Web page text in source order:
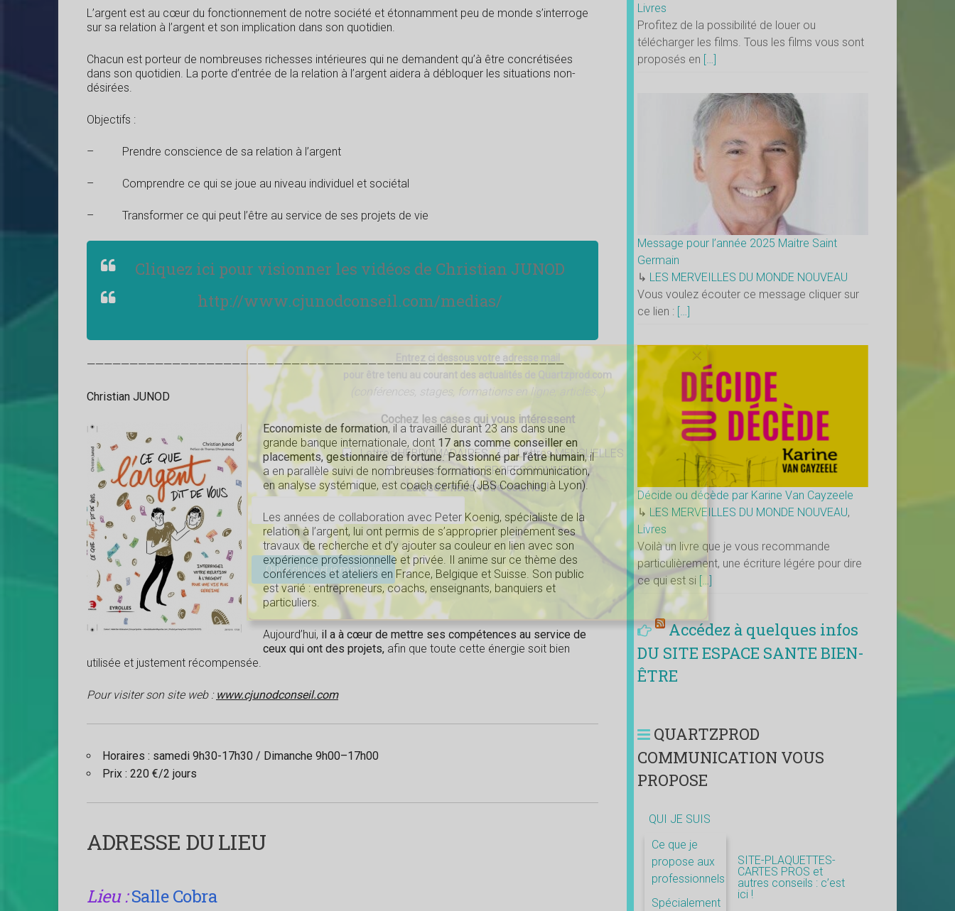
L’argent est au cœur du fonctionnement de notre société et étonnamment peu de monde s’interroge
sur sa relation à l’argent et son implication dans son quotidien.
Chacun est porteur de nombreuses richesses intérieures qui ne demandent qu’à être concrétisées
dans son quotidien. La porte d’entrée de la relation à l’argent aidera à débloquer les situations non-
désirées.
Objectifs :
– Prendre conscience de sa relation à l’argent
– Comprendre ce qui se joue au niveau individuel et sociétal
– Transformer ce qui peut l’être au service de ses projets de vie
Cliquez ici pour visionner les vidéos de Christian JUNOD
http://www.cjunodconseil.com/medias/
————————————————————————————————————————————————————————
Christian JUNOD
Economiste de formation, il a travaillé durant 23 ans dans une
grande banque internationale, dont 17 ans comme conseiller en
placements, gestionnaire de fortune.Passionné par l’être humain, il
a en parallèle suivi de nombreuses formations en communication,
en analyse systémique, est coach certifié (JBS Coaching à Lyon).
Les années de collaboration avec Peter Koenig, spécialiste de la
relation à l’argent, lui ont permis de s’approprier pleinement ses
travaux de recherche et d’y ajouter sa couleur en lien avec son
expérience professionnelle et privée. Il anime sur ce thème des
conférences et ateliers en France, Belgique et Suisse. Son public
est varié : entrepreneurs, coachs, enseignants, banquiers et
particuliers.
Aujourd’hui, il a à cœur de mettre ses compétences au service de
ceux qui ont des projets, afin que toute cette énergie soit bien
utilisée et justement récompensée.
Pour visiter son site web : www.cjunodconseil.com
Horaires : samedi 9h30-17h30 / Dimanche 9h00–17h00
Prix : 220 €/2 jours
ADRESSE DU LIEU
Lieu :Salle Cobra
Livres
Profitez de la possibilité de louer ou
télécharger les films. Tous les films vous sont
proposés en […]
Message pour l’année 2025 Maitre Saint
Germain
↳ LES MERVEILLES DU MONDE NOUVEAU
Vous voulez écouter ce message cliquer sur
ce lien : […]
Décide ou décède par Karine Van Cayzeele
↳ LES MERVEILLES DU MONDE NOUVEAU,
Livres
Voilà un livre que je vous recommande
particulièrement, une écriture légére pour dire
ce qui est si […]
Accédez à quelques infos
DU SITE ESPACE SANTE BIEN-
ÊTRE
QUARTZPROD
COMMUNICATION VOUS
PROPOSE
QUI JE SUIS
Ce que je
propose aux
professionnels
Spécialement
SITE-PLAQUETTES-
CARTES PROS et
autres conseils : c’est
ici !
Entrez ci dessous votre adresse mail
pour être tenu au courant des actualités de Quartzprod.com
(conférences, stages, formations en ligne, articles..)
Cochez les cases qui vous intéressent
Lettres HEBDOMADAIRES
Lettres MENSUELLES
Lettres pour les PROFESSIONNELS
Laissez-nous votre courriel !
Veuillez laisser ce champ vide.
×